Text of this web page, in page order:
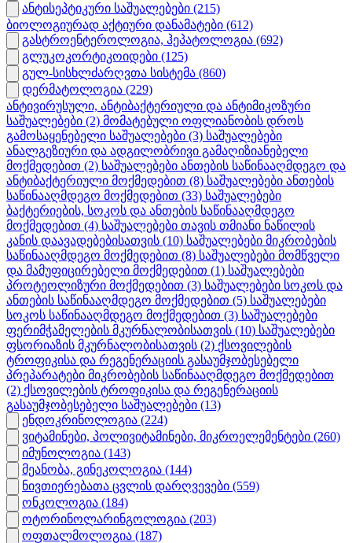
ანტისეპტიკური საშუალებები (215)
ბიოლოგიურად აქტიური დანამატები (612)
გასტროენტეროლოგია, ჰეპატოლოგია (692)
გლუკოკორტიკოიდები (125)
გულ-სისხლძარღვთა სისტემა (860)
დერმატოლოგია (229)
ანტივირუსული, ანტიბაქტერიული და ანტიმიკოზური
საშუალებები (2) მომატებული ოფლიანობის დროს
გამოსაყენებელი საშუალებები (3) საშუალებები
ანალგეზიური და ადგილობრივი გამაღიზიანებელი
მოქმედებით (2) საშუალებები ანთების საწინააღმდეგო და
ანტიბაქტერიული მოქმედებით (8) საშუალებები ანთების
საწინააღმდეგო მოქმედებით (33) საშუალებები
ბაქტერიების, სოკოს და ანთების საწინააღმდეგო
მოქმედებით (4) საშუალებები თავის თმიანი ნაწილის
კანის დაავადებებისათვის (10) საშუალებები მიკრობების
საწინააღმდეგო მოქმედებით (8) საშუალებები მომწველი
და მამუფიცირებელი მოქმედებით (1) საშუალებები
პროტეოლიზური მოქმედებით (3) საშუალებები სოკოს და
ანთების საწინააღმდეგო მოქმედებით (5) საშუალებები
სოკოს საწინააღმდეგო მოქმედებით (3) საშუალებები
ფერიმჭამელების მკურნალობისათვის (10) საშუალებები
ფსორიაზის მკურნალობისათვის (2) ქსოვილების
ტროფიკისა და რეგენერაციის გასაუმჯობესებელი
პრეპარატები მიკრობების საწინააღმდეგო მოქმედებით
(2) ქსოვილების ტროფიკისა და რეგენერაციის
გასაუმჯობესებელი საშუალებები (13)
ენდოკრინოლოგია (224)
ვიტამინები, პოლივიტამინები, მიკროელემენტები (260)
იმუნოლოგია (143)
მეანობა, გინეკოლოგია (144)
ნივთიერებათა ცვლის დარღვევები (559)
ონკოლოგია (184)
ოტორინოლარინგოლოგია (203)
ოფთალმოლოგია (187)